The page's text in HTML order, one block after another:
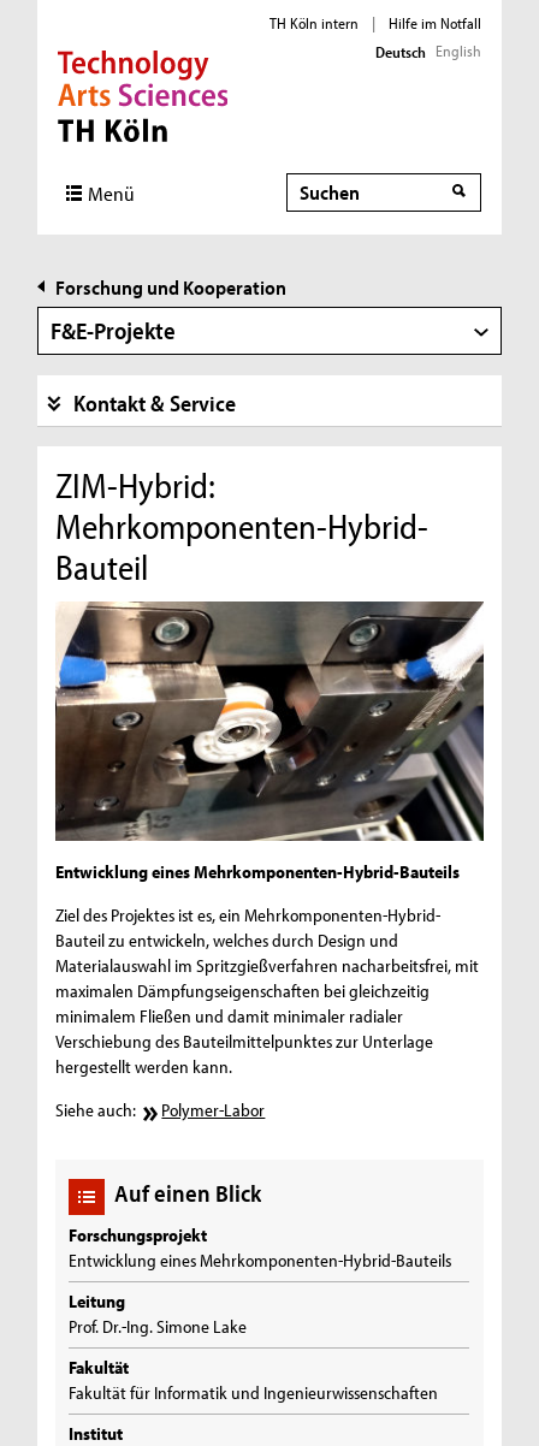
Direkt zur Hauptnavigation
Direkt zur Subnavigation
Direkt zum Inhalt
Direkt zum Fußbereich
TH Köln intern |
Hilfe im Notfall
Deutsch English
Menü Suche
Suche
Forschung und Kooperation
F&E-Projekte
Kontakt & Service
ZIM-Hybrid:
Mehrkomponenten-Hybrid-
Bauteil
Entwicklung eines Mehrkomponenten-Hybrid-Bauteils
Ziel des Projektes ist es, ein Mehrkomponenten-Hybrid-
Bauteil zu entwickeln, welches durch Design und
Materialauswahl im Spritzgießverfahren nacharbeitsfrei, mit
maximalen Dämpfungseigenschaften bei gleichzeitig
minimalem Fließen und damit minimaler radialer
Verschiebung des Bauteilmittelpunktes zur Unterlage
hergestellt werden kann.
Siehe auch:
Polymer-Labor
Auf einen Blick
Forschungsprojekt
Entwicklung eines Mehrkomponenten-Hybrid-Bauteils
Leitung
Prof. Dr.-Ing. Simone Lake
Fakultät
Fakultät für Informatik und Ingenieurwissenschaften
Institut